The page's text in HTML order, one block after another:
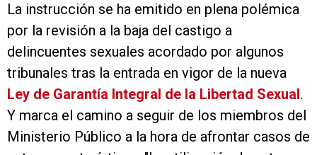
La instrucción se ha emitido en plena polémica
por la revisión a la baja del castigo a
delincuentes sexuales acordado por algunos
tribunales tras la entrada en vigor de la nueva
Ley de Garantía Integral de la Libertad Sexual.
Y marca el camino a seguir de los miembros del
Ministerio Público a la hora de afrontar casos de